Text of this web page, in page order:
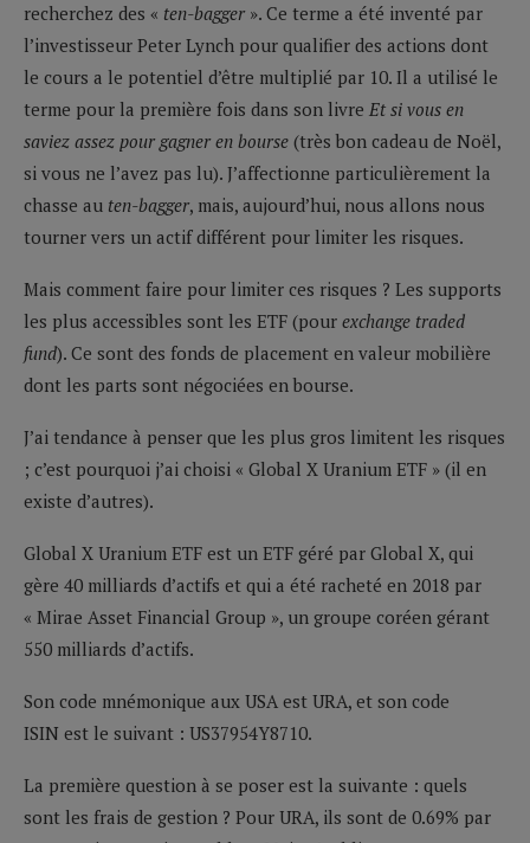
recherchez des « ten-bagger ». Ce terme a été inventé par
l’investisseur Peter Lynch pour qualifier des actions dont
le cours a le potentiel d’être multiplié par 10. Il a utilisé le
terme pour la première fois dans son livre Et si vous en
saviez assez pour gagner en bourse (très bon cadeau de Noël,
si vous ne l’avez pas lu). J’affectionne particulièrement la
chasse au ten-bagger, mais, aujourd’hui, nous allons nous
tourner vers un actif différent pour limiter les risques.
Mais comment faire pour limiter ces risques ? Les supports
les plus accessibles sont les ETF (pour exchange traded
fund). Ce sont des fonds de placement en valeur mobilière
dont les parts sont négociées en bourse.
J’ai tendance à penser que les plus gros limitent les risques
; c’est pourquoi j’ai choisi « Global X Uranium ETF » (il en
existe d’autres).
Global X Uranium ETF est un ETF géré par Global X, qui
gère 40 milliards d’actifs et qui a été racheté en 2018 par
« Mirae Asset Financial Group », un groupe coréen gérant
550 milliards d’actifs.
Son code mnémonique aux USA est URA, et son code
ISIN est le suivant : US37954Y8710.
La première question à se poser est la suivante : quels
sont les frais de gestion ? Pour URA, ils sont de 0.69% par